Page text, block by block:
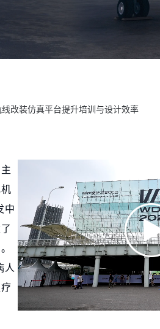
改装仿真平台提升培训与设计效率
中
人